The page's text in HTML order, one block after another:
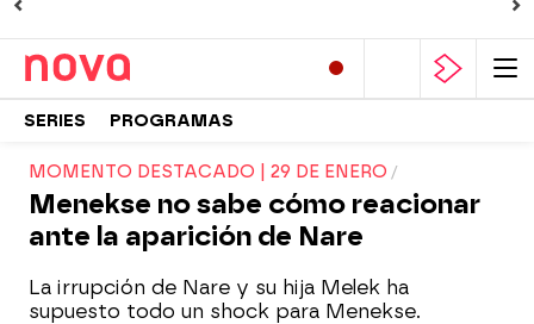
SERIES PROGRAMAS
MOMENTO DESTACADO | 29 DE ENERO
Menekse no sabe cómo reacionar
ante la aparición de Nare
La irrupción de Nare y su hija Melek ha
supuesto todo un shock para Menekse.